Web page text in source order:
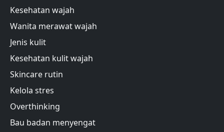
Kesehatan wajah
Wanita merawat wajah
Jenis kulit
Kesehatan kulit wajah
Skincare rutin
Kelola stres
Overthinking
Bau badan menyengat